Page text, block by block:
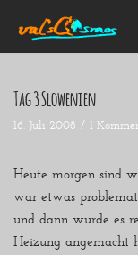
Zum
Inhalt
Startseite
Blogroll
Über mich
Tag 3 Slowenien
16. Juli 2008 1
Heute morgen sind
war etwas
und dann wurde es
Heizung angemacht